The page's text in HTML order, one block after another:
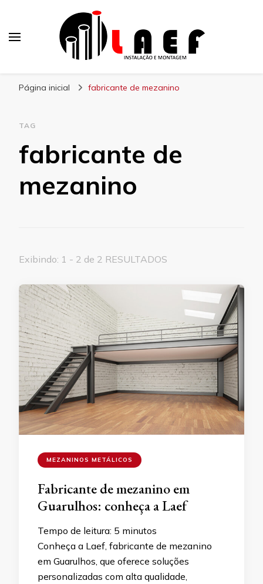
Página inicial fabricante de mezanino
TAG
fabricante de
mezanino
Exibindo: 1 - 2 de 2 RESULTADOS
MEZANINOS METÁLICOS
Fabricante de mezanino em
Guarulhos: conheça a Laef
Tempo de leitura: 5 minutos
Conheça a Laef, fabricante de mezanino
em Guarulhos, que oferece soluções
personalizadas com alta qualidade,